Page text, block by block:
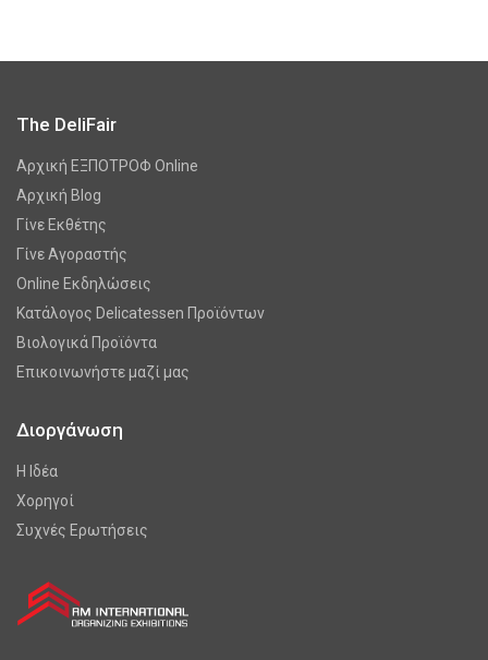
The DeliFair
Αρχική ΕΞΠΟΤΡΟΦ Online
Αρχική Blog
Γίνε Εκθέτης
Γίνε Αγοραστής
Online Εκδηλώσεις
Κατάλογος Delicatessen Προϊόντων
Βιολογικά Προϊόντα
Επικοινωνήστε μαζί μας
Διοργάνωση
Η Ιδέα
Χορηγοί
Συχνές Ερωτήσεις